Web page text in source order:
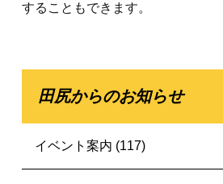
することもできます。
田尻からのお知らせ
イベント案内 (117)